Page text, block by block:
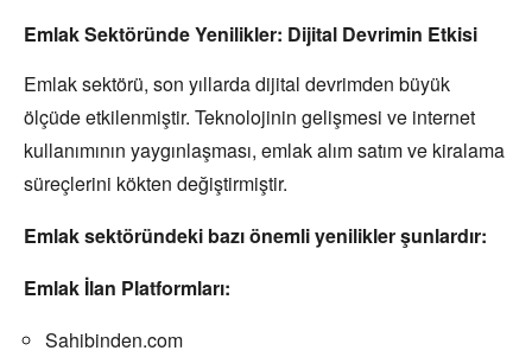
Emlak Sektöründe Yenilikler: Dijital Devrimin Etkisi
Emlak sektörü, son yıllarda dijital devrimden büyük
ölçüde etkilenmiştir. Teknolojinin gelişmesi ve internet
kullanımının yaygınlaşması, emlak alım satım ve kiralama
süreçlerini kökten değiştirmiştir.
Emlak sektöründeki bazı önemli yenilikler şunlardır:
Emlak İlan Platformları:
Sahibinden.com